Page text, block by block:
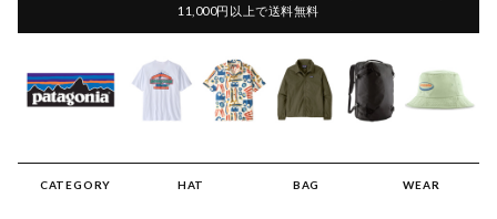
11,000円以上で送料無料
CATEGORY HAT BAG WEAR